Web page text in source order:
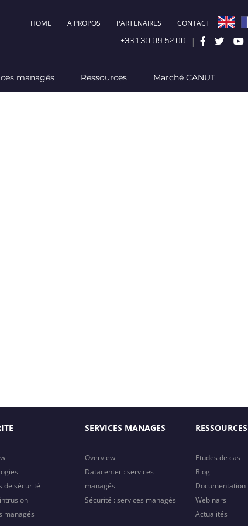
HOME A PROPOS PARTENAIRES CONTACT
+33 1 30 09 52 00 |
managés Ressources Marché CANUT
de sécurité
managés
SERVICES MANAGES
Overview
Datacenter : services
managés
Sécurité : services managés
RESSOURCES
Etudes de cas
Blog
Documentation
Webinars
Actualités